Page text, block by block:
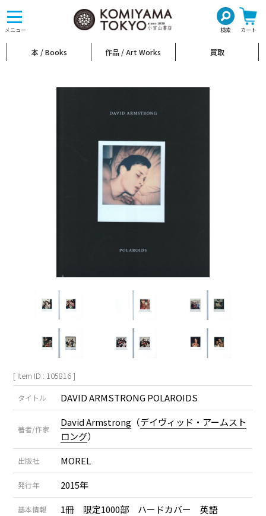
メニュー 検索 カート
toggle
navigation
本 / Books 作品 / Art Works 買取
[ Item ID : 105816 ]
タイトル DAVID ARMSTRONG POLAROIDS
著者/作家
David Armstrong （デイヴィッド・アームスト
ロング）
出版社 MOREL
発行年 2015年
基本情報 1冊 限定1000部 ハードカバー 英語